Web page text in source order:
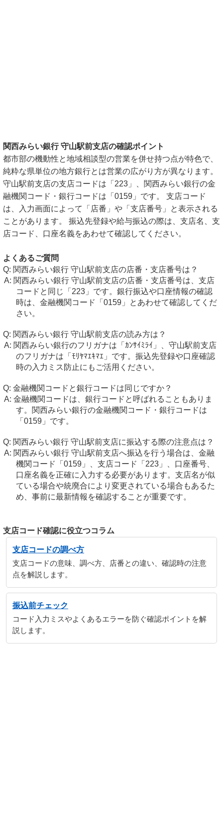
関西みらい銀行 守山駅前支店の確認ポイント
都市部の機動性と地域相談型の営業を併せ持つ点が特色で、
純粋な県単位の地方銀行とは営業の広がり方が異なります。
守山駅前支店の支店コードは「223」、関西みらい銀行の金
融機関コード・銀行コードは「0159」です。 支店コード
は、入力画面によって「店番」や「支店番号」と表示される
ことがあります。 振込先登録や給与振込の際は、支店名、支
店コード、口座名義をあわせて確認してください。
よくあるご質問
関西みらい銀行 守山駅前支店の店番・支店番号は？
関西みらい銀行 守山駅前支店の店番・支店番号は、支店
コードと同じ「223」です。銀行振込や口座情報の確認
時は、金融機関コード「0159」とあわせて確認してくだ
さい。
関西みらい銀行 守山駅前支店の読み方は？
関西みらい銀行のフリガナは「ｶﾝｻｲﾐﾗｲ」、守山駅前支店
のフリガナは「ﾓﾘﾔﾏｴｷﾏｴ」です。振込先登録や口座確認
時の入力ミス防止にもご活用ください。
金融機関コードと銀行コードは同じですか？
金融機関コードは、銀行コードと呼ばれることもありま
す。関西みらい銀行の金融機関コード・銀行コードは
「0159」です。
関西みらい銀行 守山駅前支店に振込する際の注意点は？
関西みらい銀行 守山駅前支店へ振込を行う場合は、金融
機関コード「0159」、支店コード「223」、口座番号、
口座名義を正確に入力する必要があります。支店名が似
ている場合や統廃合により変更されている場合もあるた
め、事前に最新情報を確認することが重要です。
支店コード確認に役立つコラム
支店コードの調べ方
支店コードの意味、調べ方、店番との違い、確認時の注意
点を解説します。
振込前チェック
コード入力ミスやよくあるエラーを防ぐ確認ポイントを解
説します。